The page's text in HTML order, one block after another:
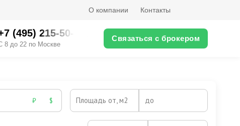
О компании Контакты
(495) 215-50-XX
8 до 22 по Москве
Связаться с брокером
₽ $ Площадь от, м2 до